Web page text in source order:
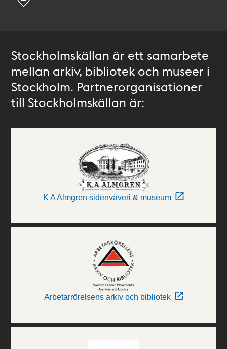
Stockholmskällan är ett samarbete
mellan arkiv, bibliotek och museer i
Stockholm. Partnerorganisationer
till Stockholmskällan är:
K A Almgren sidenväveri & museum
Arbetarrörelsens arkiv och bibliotek